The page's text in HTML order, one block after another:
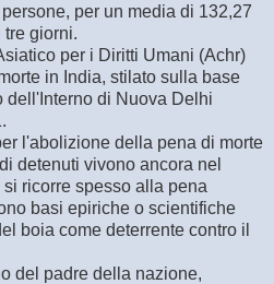
per un media di 132,27
giorni.
per i Diritti Umani (Achr)
in India, stilato sulla base
dell'Interno di Nuova Delhi
l'abolizione della pena di morte
detenuti vivono ancora nel
ricorre spesso alla pena
basi epiriche o scientifiche
boia come deterrente contro il
del padre della nazione,